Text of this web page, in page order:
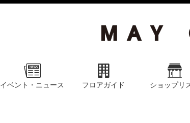
イベント・ニュース フロアガイド ショップリ